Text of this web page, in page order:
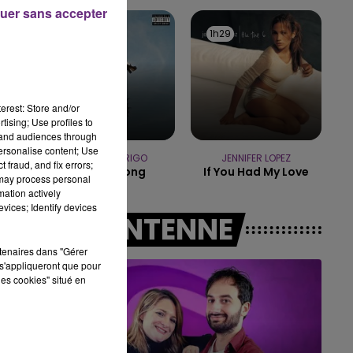
OLIVIA RODRIGO
Stupid Song
1h29
1h29
JENNIFER LOPEZ
If You Had My Love
A L'ANTENNE
Store and/or
Use profiles to
audiences through
content; Use
fraud, and fix errors;
process personal
actively
Identify devices
dans "Gérer
que pour
cookies" situé en
sans accepter